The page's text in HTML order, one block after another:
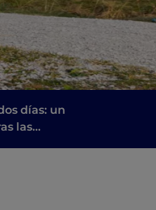
días: un
las